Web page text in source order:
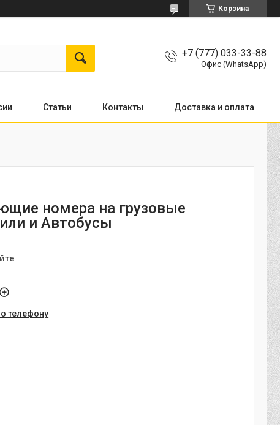
Корзина
+7 (777) 033-33-88
Офис (WhatsApp)
Статьи Контакты Доставка и оплата
номера на грузовые
и Автобусы
телефону